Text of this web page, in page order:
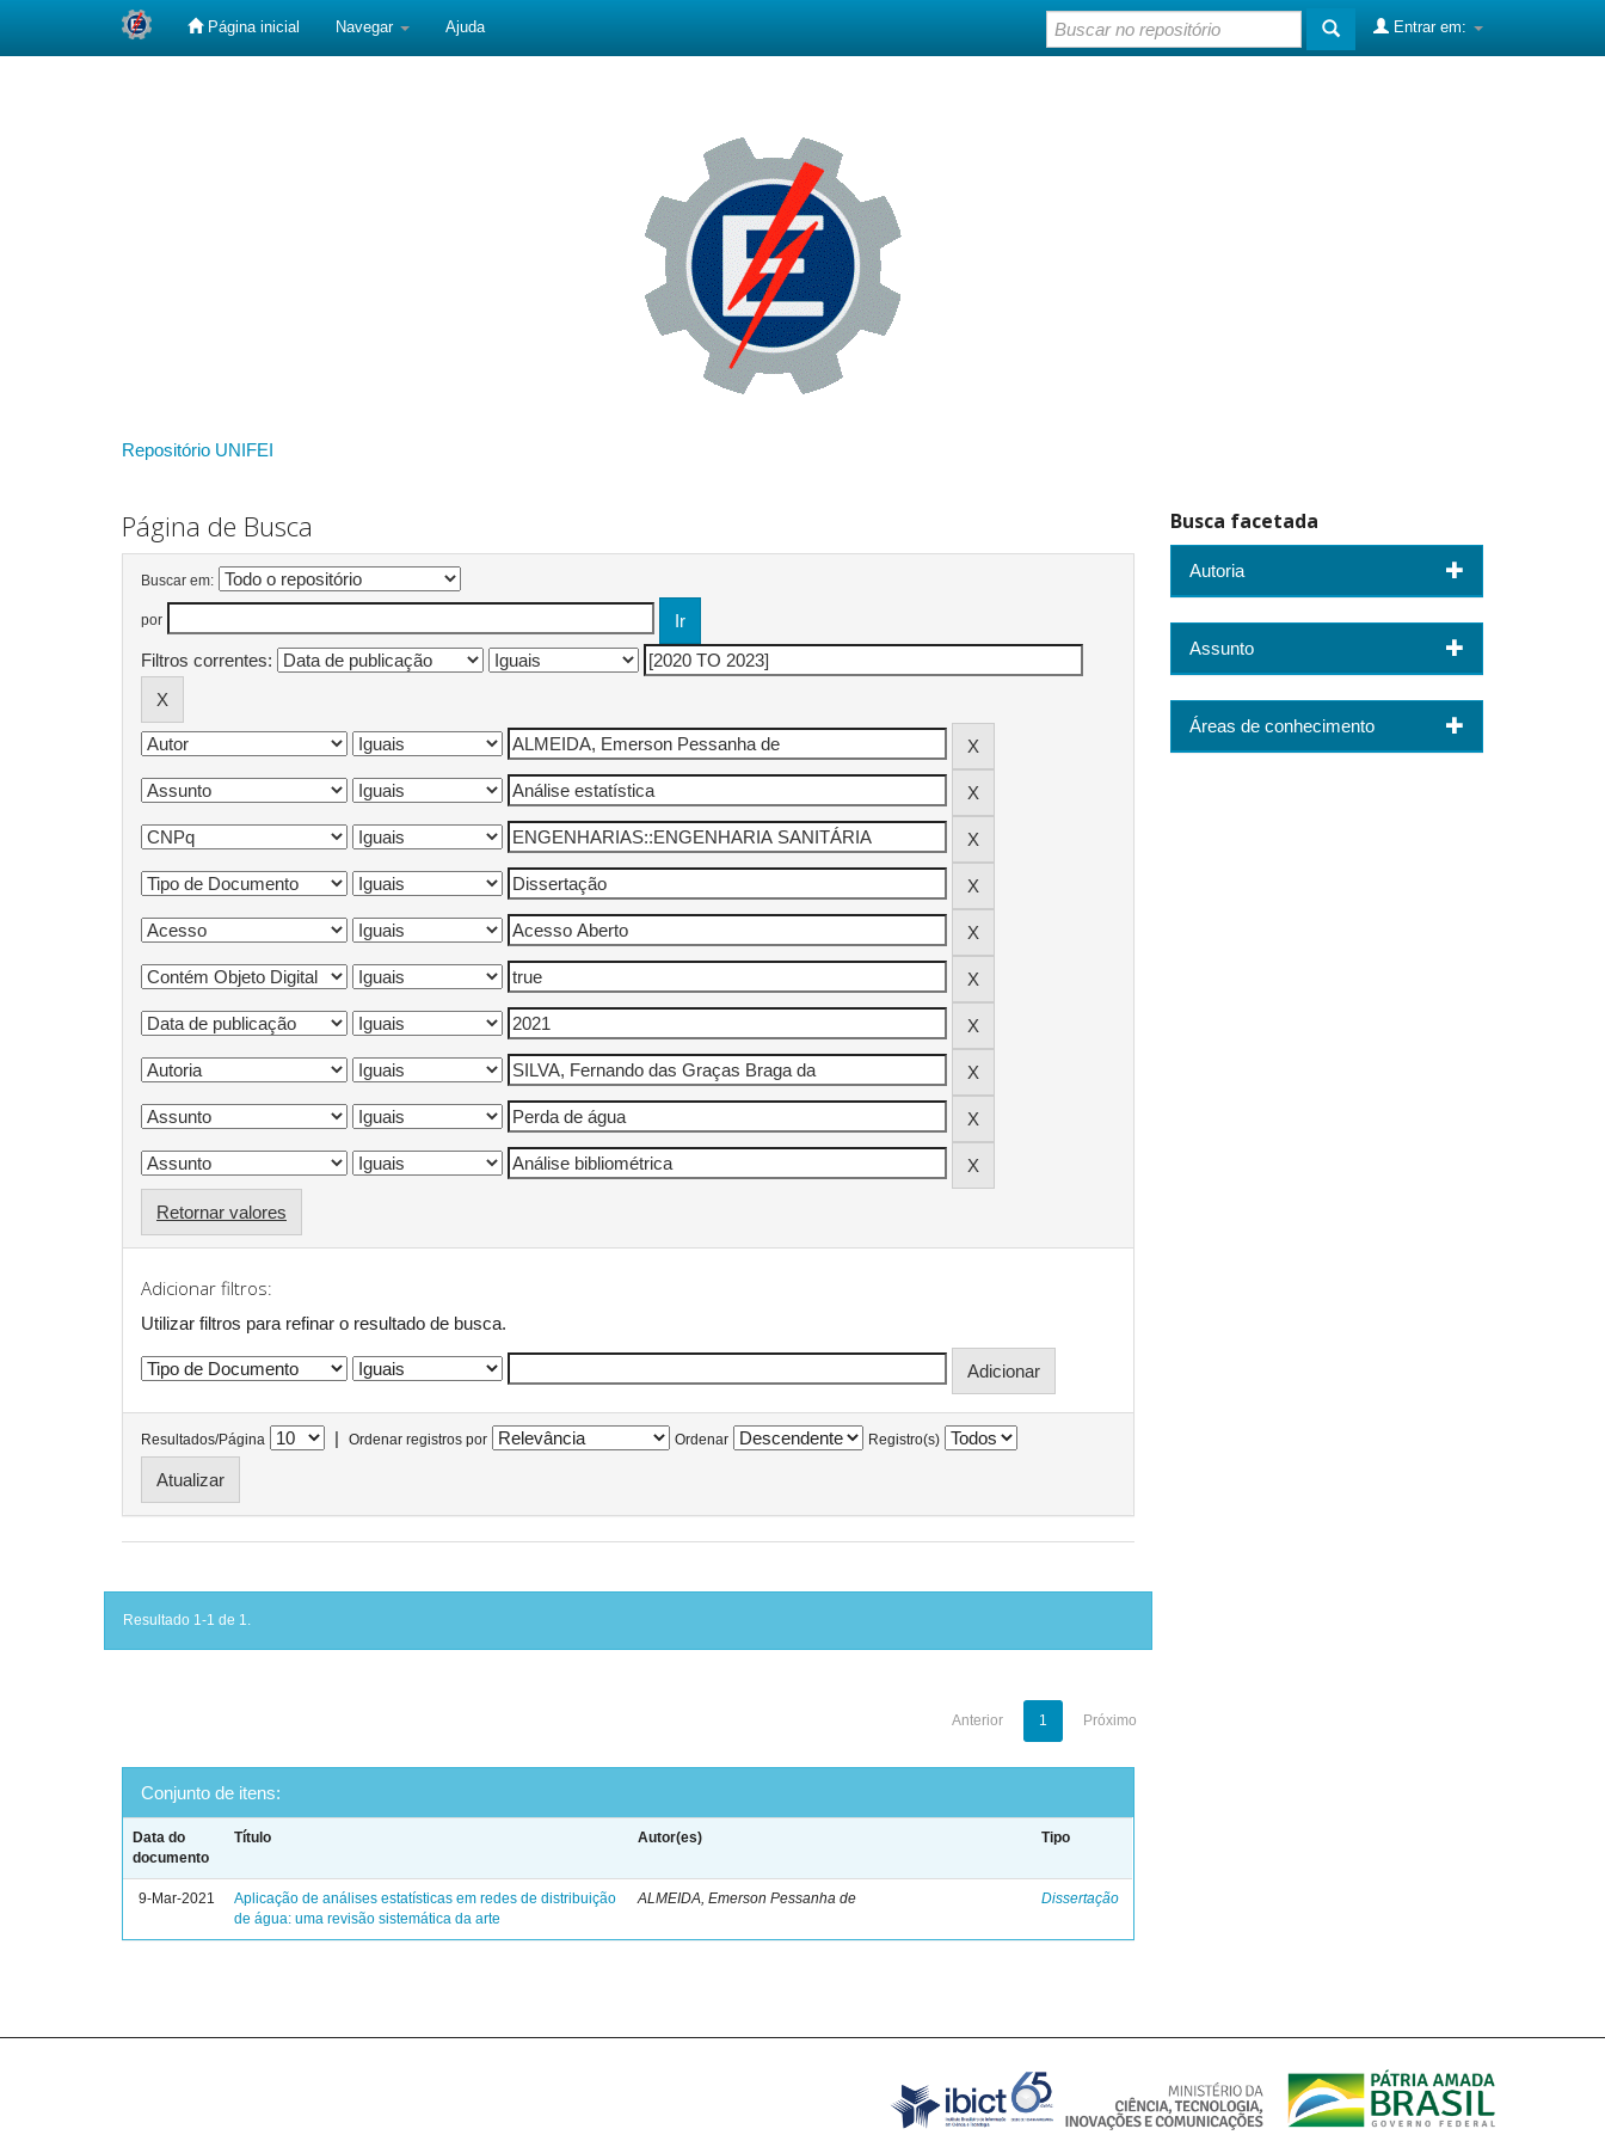
Página inicial Navegar Ajuda Entrar em:
Repositório UNIFEI
Página de Busca
Buscar em:
por
Filtros correntes:
Retornar valores
Adicionar filtros:
Utilizar filtros para refinar o resultado de busca.
Resultados/Página | Ordenar registros por Ordenar Registro(s)
Resultado 1-1 de 1.
Anterior 1 Próximo
Conjunto de itens:
Data do
documento
Título Autor(es) Tipo
9-Mar-2021
Aplicação de análises estatísticas em redes de distribuição
de água: uma revisão sistemática da arte
ALMEIDA, Emerson Pessanha de Dissertação
Busca facetada
Autoria
Assunto
Áreas de conhecimento